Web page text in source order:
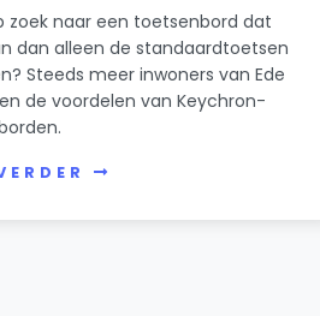
zoek naar een toetsenbord dat
dan alleen de standaardtoetsen
Steeds meer inwoners van Ede
de voordelen van Keychron-